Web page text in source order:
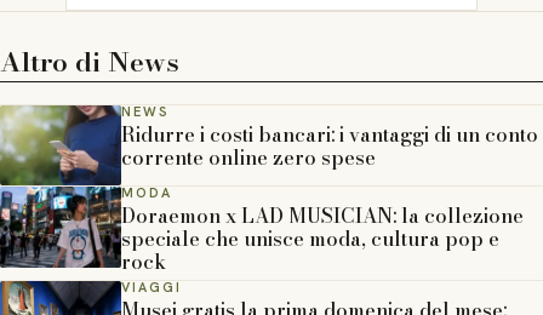
Altro di News
NEWS
Ridurre i costi bancari: i vantaggi di un conto
corrente online zero spese
MODA
Doraemon x LAD MUSICIAN: la collezione
speciale che unisce moda, cultura pop e
rock
VIAGGI